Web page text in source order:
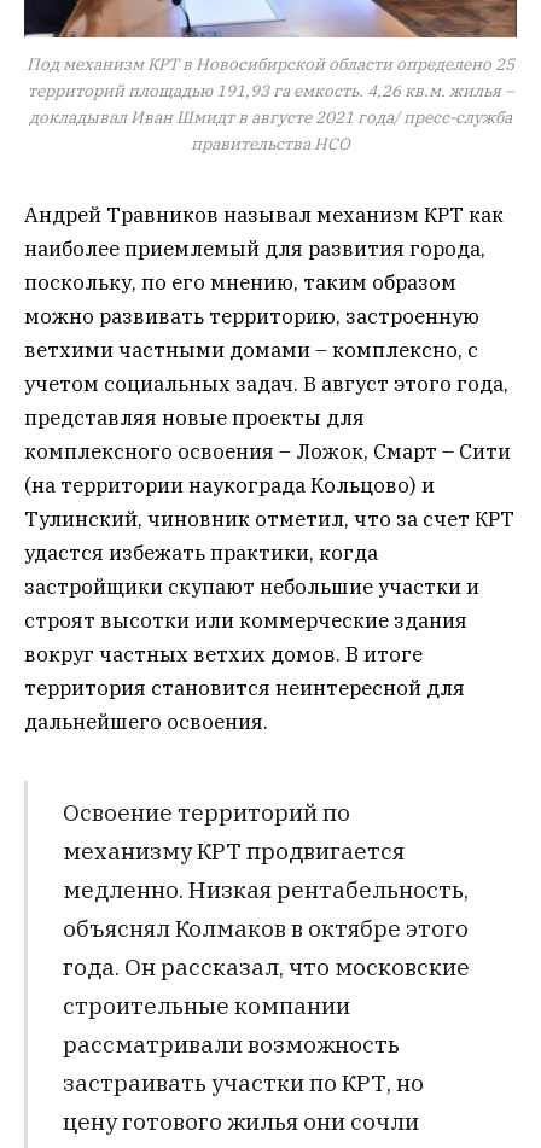
Под механизм КРТ в Новосибирской области определено 25
территорий площадью 191,93 га емкость. 4,26 кв.м. жилья –
докладывал Иван Шмидт в августе 2021 года/ пресс-служба
правительства НСО
Андрей Травников называл механизм КРТ как
наиболее приемлемый для развития города,
поскольку, по его мнению, таким образом
можно развивать территорию, застроенную
ветхими частными домами – комплексно, с
учетом социальных задач. В август этого года,
представляя новые проекты для
комплексного освоения – Ложок, Смарт – Сити
(на территории наукограда Кольцово) и
Тулинский, чиновник отметил, что за счет КРТ
удастся избежать практики, когда
застройщики скупают небольшие участки и
строят высотки или коммерческие здания
вокруг частных ветхих домов. В итоге
территория становится неинтересной для
дальнейшего освоения.
Освоение территорий по
механизму КРТ продвигается
медленно. Низкая рентабельность,
объяснял Колмаков в октябре этого
года. Он рассказал, что московские
строительные компании
рассматривали возможность
застраивать участки по КРТ, но
цену готового жилья они сочли